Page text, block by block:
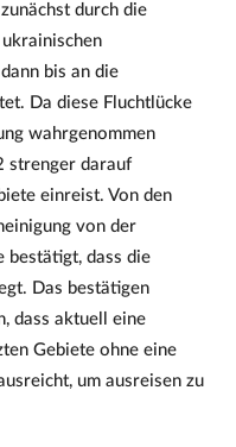
durch die
bis an die
Da diese Fluchtlücke
wahrgenommen
strenger darauf
einreist. Von den
von der
bestätigt, dass die
Das bestätigen
dass aktuell eine
Gebiete ohne eine
um ausreisen zu